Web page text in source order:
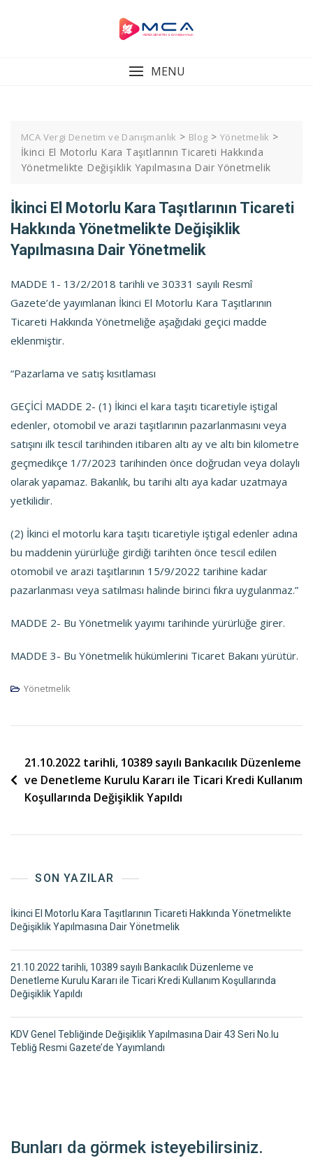
MENU
MCA Vergi Denetim ve Danışmanlık > Blog > Yönetmelik >
İkinci El Motorlu Kara Taşıtlarının Ticareti Hakkında
Yönetmelikte Değişiklik Yapılmasına Dair Yönetmelik
İkinci El Motorlu Kara Taşıtlarının Ticareti
Hakkında Yönetmelikte Değişiklik
Yapılmasına Dair Yönetmelik
MADDE 1- 13/2/2018 tarihli ve 30331 sayılı Resmî
Gazete’de yayımlanan İkinci El Motorlu Kara Taşıtlarının
Ticareti Hakkında Yönetmeliğe aşağıdaki geçici madde
eklenmiştir.
“Pazarlama ve satış kısıtlaması
GEÇİCİ MADDE 2- (1) İkinci el kara taşıtı ticaretiyle iştigal
edenler, otomobil ve arazi taşıtlarının pazarlanmasını veya
satışını ilk tescil tarihinden itibaren altı ay ve altı bin kilometre
geçmedikçe 1/7/2023 tarihinden önce doğrudan veya dolaylı
olarak yapamaz. Bakanlık, bu tarihi altı aya kadar uzatmaya
yetkilidir.
(2) İkinci el motorlu kara taşıtı ticaretiyle iştigal edenler adına
bu maddenin yürürlüğe girdiği tarihten önce tescil edilen
otomobil ve arazi taşıtlarının 15/9/2022 tarihine kadar
pazarlanması veya satılması halinde birinci fıkra uygulanmaz.”
MADDE 2- Bu Yönetmelik yayımı tarihinde yürürlüğe girer.
MADDE 3- Bu Yönetmelik hükümlerini Ticaret Bakanı yürütür.
Yönetmelik
Yazı
dolaşımı
21.10.2022 tarihli, 10389 sayılı Bankacılık Düzenleme
ve Denetleme Kurulu Kararı ile Ticari Kredi Kullanım
Koşullarında Değişiklik Yapıldı
SON YAZILAR
İkinci El Motorlu Kara Taşıtlarının Ticareti Hakkında Yönetmelikte
Değişiklik Yapılmasına Dair Yönetmelik
21.10.2022 tarihli, 10389 sayılı Bankacılık Düzenleme ve
Denetleme Kurulu Kararı ile Ticari Kredi Kullanım Koşullarında
Değişiklik Yapıldı
KDV Genel Tebliğinde Değişiklik Yapılmasına Dair 43 Seri No.lu
Tebliğ Resmi Gazete’de Yayımlandı
Bunları da görmek isteyebilirsiniz.